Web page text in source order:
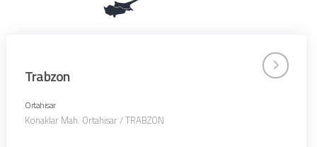
Trabzon
Ortahisar
Konaklar Mah. Ortahisar / TRABZON